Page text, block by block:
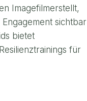
Imagefilmerstellt,
sichtbar
bietet
für